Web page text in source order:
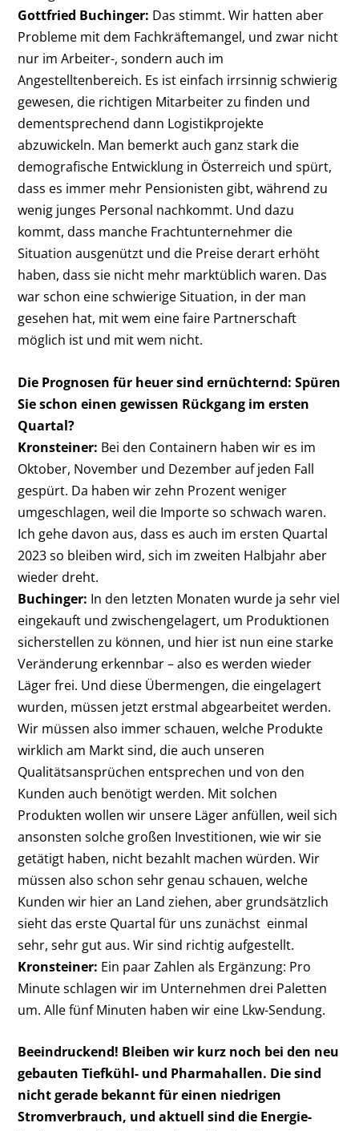
Gottfried Buchinger: Das stimmt. Wir hatten aber
Probleme mit dem Fachkräftemangel, und zwar nicht
nur im Arbeiter-, sondern auch im
Angestelltenbereich. Es ist einfach irrsinnig schwierig
gewesen, die richtigen Mitarbeiter zu finden und
dementsprechend dann Logistikprojekte
abzuwickeln. Man bemerkt auch ganz stark die
demografische Entwicklung in Österreich und spürt,
dass es immer mehr Pensionisten gibt, während zu
wenig junges Personal nachkommt. Und dazu
kommt, dass manche Frachtunternehmer die
Situation ausgenützt und die Preise derart erhöht
haben, dass sie nicht mehr marktüblich waren. Das
war schon eine schwierige Situation, in der man
gesehen hat, mit wem eine faire Partnerschaft
möglich ist und mit wem nicht.
Die Prognosen für heuer sind ernüchternd: Spüren
Sie schon einen gewissen Rückgang im ersten
Quartal?
Kronsteiner: Bei den Containern haben wir es im
Oktober, November und Dezember auf jeden Fall
gespürt. Da haben wir zehn Prozent weniger
umgeschlagen, weil die Importe so schwach waren.
Ich gehe davon aus, dass es auch im ersten Quartal
2023 so bleiben wird, sich im zweiten Halbjahr aber
wieder dreht.
Buchinger: In den letzten Monaten wurde ja sehr viel
eingekauft und zwischengelagert, um Produktionen
sicherstellen zu können, und hier ist nun eine starke
Veränderung erkennbar – also es werden wieder
Läger frei. Und diese Übermengen, die eingelagert
wurden, müssen jetzt erstmal abgearbeitet werden.
Wir müssen also immer schauen, welche Produkte
wirklich am Markt sind, die auch unseren
Qualitätsansprüchen entsprechen und von den
Kunden auch benötigt werden. Mit solchen
Produkten wollen wir unsere Läger anfüllen, weil sich
ansonsten solche großen Investitionen, wie wir sie
getätigt haben, nicht bezahlt machen würden. Wir
müssen also schon sehr genau schauen, welche
Kunden wir hier an Land ziehen, aber grundsätzlich
sieht das erste Quartal für uns zunächst einmal
sehr, sehr gut aus. Wir sind richtig aufgestellt.
Kronsteiner: Ein paar Zahlen als Ergänzung: Pro
Minute schlagen wir im Unternehmen drei Paletten
um. Alle fünf Minuten haben wir eine Lkw-Sendung.
Beeindruckend! Bleiben wir kurz noch bei den neu
­gebauten Tiefkühl- und ­Pharmahallen. Die sind
nicht gerade bekannt für einen ­niedrigen
Stromverbrauch, und aktuell sind die Energie­